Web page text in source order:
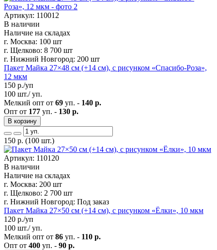
Артикул: 110012
В наличии
Наличие на складах
г. Москва: 100 шт
г. Щелково: 8 700 шт
г. Нижний Новгород: 200 шт
Пакет Майка 27×48 см (+14 см), с рисунком «Спасибо-Роза»,
12 мкм
150 р./уп
100 шт./ уп.
Мелкий опт от 69 уп. - 140 р.
Опт от 177 уп. - 130 р.
В корзину
150 р. (100 шт.)
Артикул: 110120
В наличии
Наличие на складах
г. Москва: 200 шт
г. Щелково: 2 700 шт
г. Нижний Новгород: Под заказ
Пакет Майка 27×50 см (+14 см), с рисунком «Ёлки», 10 мкм
120 р./уп
100 шт./ уп.
Мелкий опт от 86 уп. - 110 р.
Опт от 400 уп. - 90 р.